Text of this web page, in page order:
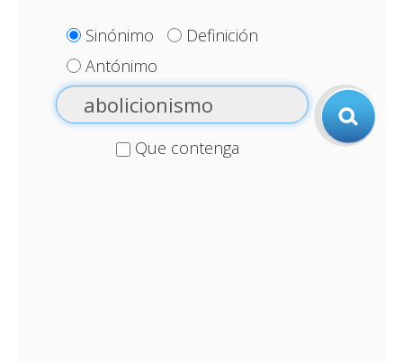
Sinónimo
Definición
Antónimo
Que contenga